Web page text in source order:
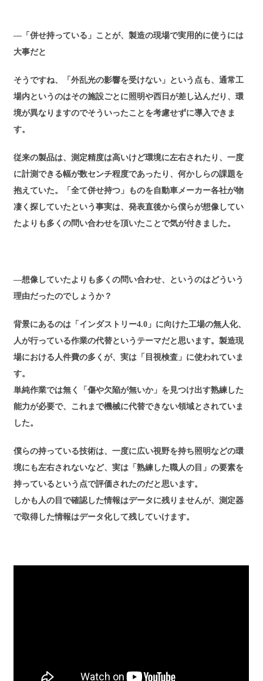
―「併せ持っている」ことが、製造の現場で実用的に使うには
大事だと
そうですね、「外乱光の影響を受けない」という点も、通常工
場内というのはその施設ごとに照明や西日が差し込んだり、環
境が異なりますのでそういったことを考慮せずに導入できま
す。
従来の製品は、測定精度は高いけど環境に左右されたり、一度
に計測できる幅が数センチ程度であったり、何かしらの課題を
抱えていた。「全て併せ持つ」ものを自動車メーカー各社が物
凄く探していたという事実は、発表直後から僕らが想像してい
たよりも多くの問い合わせを頂いたことで気が付きました。
―想像していたよりも多くの問い合わせ、というのはどういう
理由だったのでしょうか？
背景にあるのは「インダストリー4.0」に向けた工場の無人化、
人が行っている作業の代替というテーマだと思います。製造現
場における人件費の多くが、実は「目視検査」に使われていま
す。
単純作業では無く「傷や欠陥が無いか」を見つけ出す熟練した
能力が必要で、これまで機械に代替できない領域とされていま
した。
僕らの持っている技術は、一度に広い視野を持ち照明などの環
境にも左右されないなど、実は「熟練した職人の目」の要素を
持っているという点で評価されたのだと思います。
しかも人の目で確認した情報はデータに残りませんが、測定器
で取得した情報はデータ化して残していけます。